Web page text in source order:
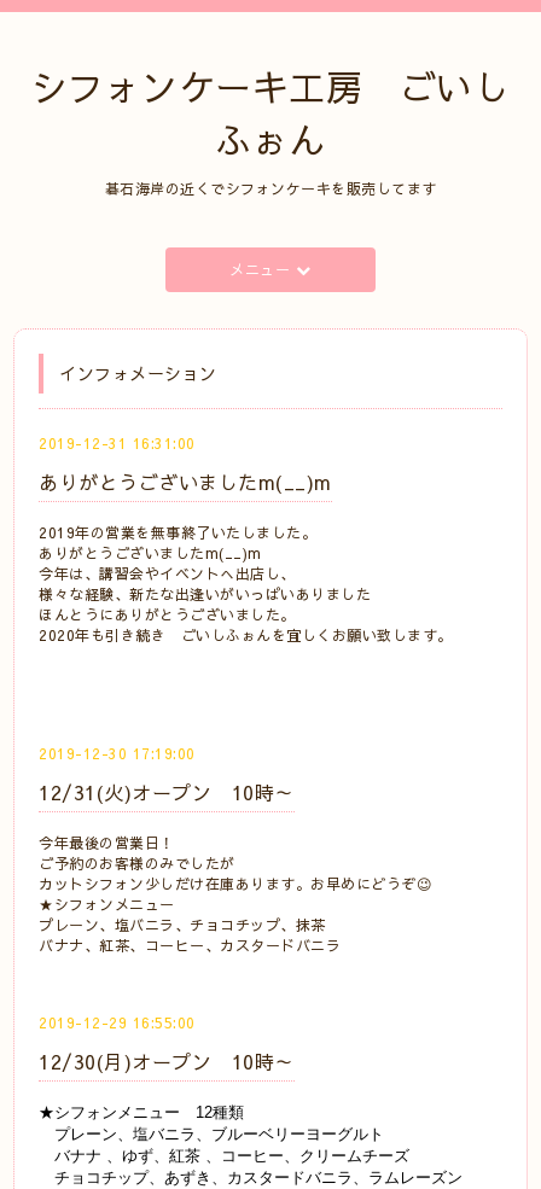
シフォンケーキ工房 ごいし
ふぉん
碁石海岸の近くでシフォンケーキを販売してます
メニュー
インフォメーション
2019-12-31 16:31:00
ありがとうございましたm(__)m
2019年の営業を無事終了いたしました。
ありがとうございましたm(__)m
今年は、講習会やイベントへ出店し、
様々な経験、新たな出逢いがいっぱいありました
ほんとうにありがとうございました。
2020年も引き続き ごいしふぉんを宜しくお願い致します。
2019-12-30 17:19:00
12/31(火)オープン 10時～
今年最後の営業日！
ご予約のお客様のみでしたが
カットシフォン少しだけ在庫あります。お早めにどうぞ😉
★シフォンメニュー
プレーン、塩バニラ、チョコチップ、抹茶
バナナ、紅茶、コーヒー、カスタードバニラ
2019-12-29 16:55:00
12/30(月)オープン 10時～
★シフォンメニュー 12種類
プレーン、塩バニラ、ブルーベリーヨーグルト
バナナ 、ゆず、紅茶 、コーヒー、クリームチーズ
チョコチップ、あずき、カスタードバニラ、ラムレーズン